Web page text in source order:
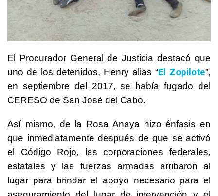
El Procurador General de Justicia destacó que
uno de los detenidos, Henry alias “El Zopilote”,
en septiembre del 2017, se había fugado del
CERESO de San José del Cabo.
Así mismo, de la Rosa Anaya hizo énfasis en
que inmediatamente después de que se activó
el Código Rojo, las corporaciones federales,
estatales y las fuerzas armadas arribaron al
lugar para brindar el apoyo necesario para el